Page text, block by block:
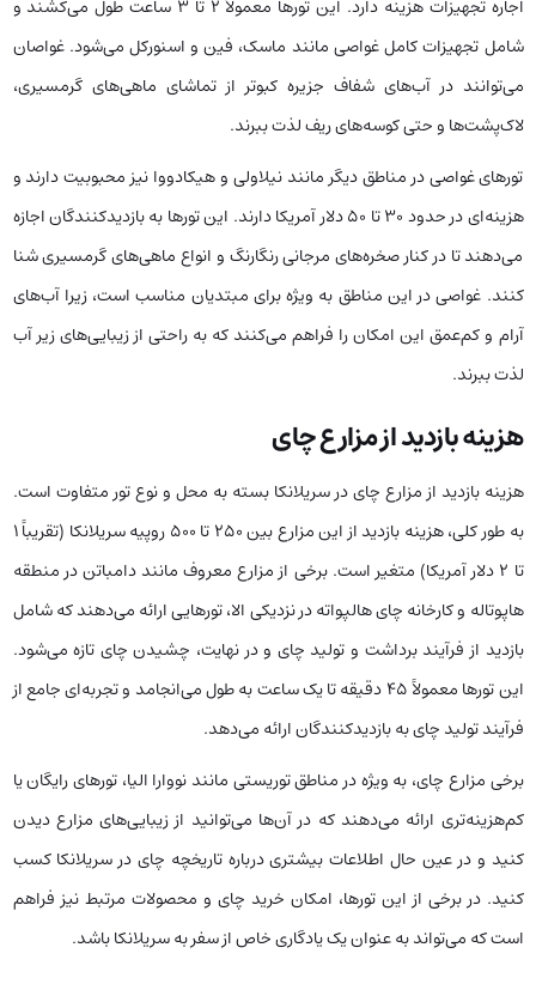
اجاره تجهیزات هزینه دارد. این تورها معمولاً 2 تا 3 ساعت طول می‌کشند و
شامل تجهیزات کامل غواصی مانند ماسک، فین و اسنورکل می‌شود. غواصان
می‌توانند در آب‌های شفاف جزیره کبوتر از تماشای ماهی‌های گرمسیری،
لاک‌پشت‌ها و حتی کوسه‌های ریف لذت ببرند.
تورهای غواصی در مناطق دیگر مانند نیلاولی و هیکادووا نیز محبوبیت دارند و
هزینه‌ای در حدود 30 تا 50 دلار آمریکا دارند. این تورها به بازدیدکنندگان اجازه
می‌دهند تا در کنار صخره‌های مرجانی رنگارنگ و انواع ماهی‌های گرمسیری شنا
کنند. غواصی در این مناطق به ویژه برای مبتدیان مناسب است، زیرا آب‌های
آرام و کم‌عمق این امکان را فراهم می‌کنند که به راحتی از زیبایی‌های زیر آب
لذت ببرند.
هزینه بازدید از مزارع چای
هزینه بازدید از مزارع چای در سریلانکا بسته به محل و نوع تور متفاوت است.
به طور کلی، هزینه بازدید از این مزارع بین 250 تا 500 روپیه سریلانکا (تقریباً 1
تا 2 دلار آمریکا) متغیر است. برخی از مزارع معروف مانند دامباتن در منطقه
هاپوتاله و کارخانه چای هالپواته در نزدیکی الا، تورهایی ارائه می‌دهند که شامل
بازدید از فرآیند برداشت و تولید چای و در نهایت، چشیدن چای تازه می‌شود.
این تورها معمولاً 45 دقیقه تا یک ساعت به طول می‌انجامد و تجربه‌ای جامع از
فرآیند تولید چای به بازدیدکنندگان ارائه می‌دهد.
برخی مزارع چای، به ویژه در مناطق توریستی مانند نووارا الیا، تورهای رایگان یا
کم‌هزینه‌تری ارائه می‌دهند که در آن‌ها می‌توانید از زیبایی‌های مزارع دیدن
کنید و در عین حال اطلاعات بیشتری درباره تاریخچه چای در سریلانکا کسب
کنید. در برخی از این تورها، امکان خرید چای و محصولات مرتبط نیز فراهم
است که می‌تواند به عنوان یک یادگاری خاص از سفر به سریلانکا باشد.